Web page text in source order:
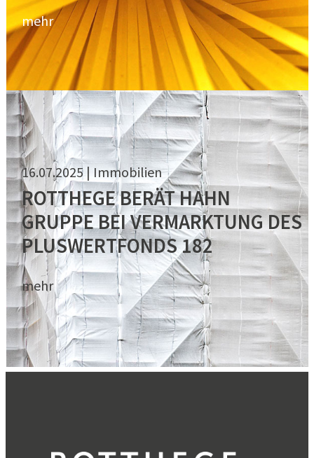
mehr
16.07.2025 | Immobilien
ROTTHEGE BERÄT HAHN
GRUPPE BEI VERMARKTUNG DES
PLUSWERTFONDS 182
mehr